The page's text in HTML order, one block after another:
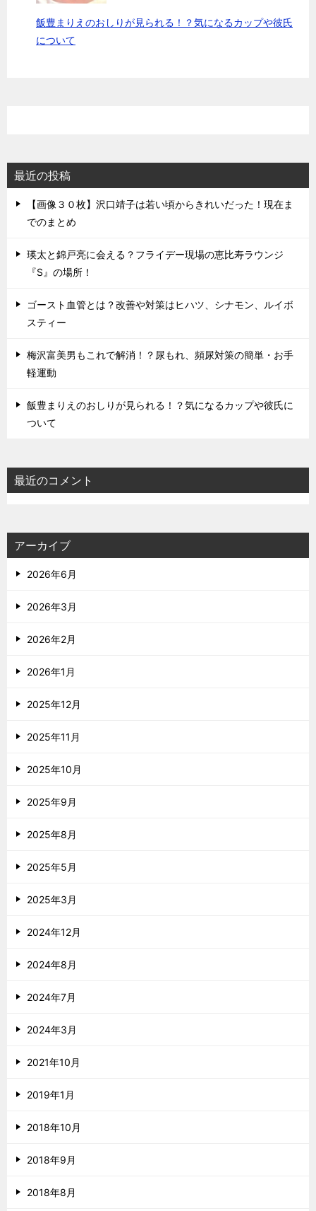
飯豊まりえのおしりが見られる！？気になるカップや彼氏
について
最近の投稿
【画像３０枚】沢口靖子は若い頃からきれいだった！現在ま
でのまとめ
瑛太と錦戸亮に会える？フライデー現場の恵比寿ラウンジ
『S』の場所！
ゴースト血管とは？改善や対策はヒハツ、シナモン、ルイボ
スティー
梅沢富美男もこれで解消！？尿もれ、頻尿対策の簡単・お手
軽運動
飯豊まりえのおしりが見られる！？気になるカップや彼氏に
ついて
最近のコメント
アーカイブ
2026年6月
2026年3月
2026年2月
2026年1月
2025年12月
2025年11月
2025年10月
2025年9月
2025年8月
2025年5月
2025年3月
2024年12月
2024年8月
2024年7月
2024年3月
2021年10月
2019年1月
2018年10月
2018年9月
2018年8月